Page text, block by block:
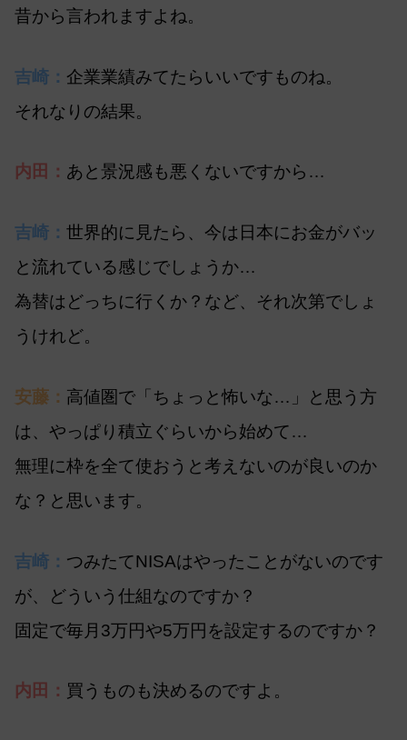
昔から言われますよね。
吉崎： 企業業績みてたらいいですものね。
それなりの結果。
内田： あと景況感も悪くないですから…
吉崎： 世界的に見たら、今は日本にお金がバッ
と流れている感じでしょうか…
為替はどっちに行くか？など、それ次第でしょ
うけれど。
安藤： 高値圏で「ちょっと怖いな…」と思う方
は、やっぱり積立ぐらいから始めて…
無理に枠を全て使おうと考えないのが良いのか
な？と思います。
吉崎： つみたてNISAはやったことがないのです
が、どういう仕組なのですか？
固定で毎月3万円や5万円を設定するのですか？
内田： 買うものも決めるのですよ。